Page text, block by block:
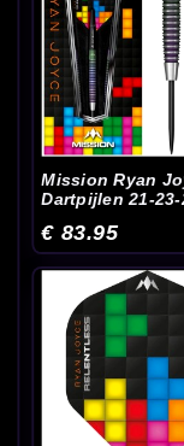
Mission Ryan
Dartpijlen 21-23-
€ 83.95